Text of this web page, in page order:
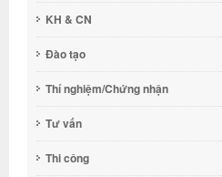
KH & CN
Đào tạo
Thí nghiệm/Chứng nhận
Tư vấn
Thi công